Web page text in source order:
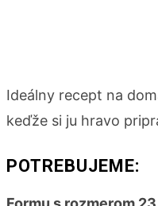
Ideálny recept na
keďže si ju hravo
POTREBUJEME: